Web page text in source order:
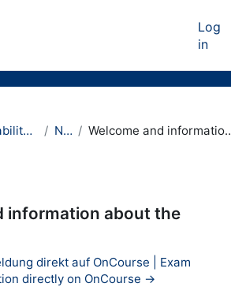
Log
in
Sustainability Marketing News Welcome and
information about the
direkt auf OnCourse | Exam
directly on OnCourse →